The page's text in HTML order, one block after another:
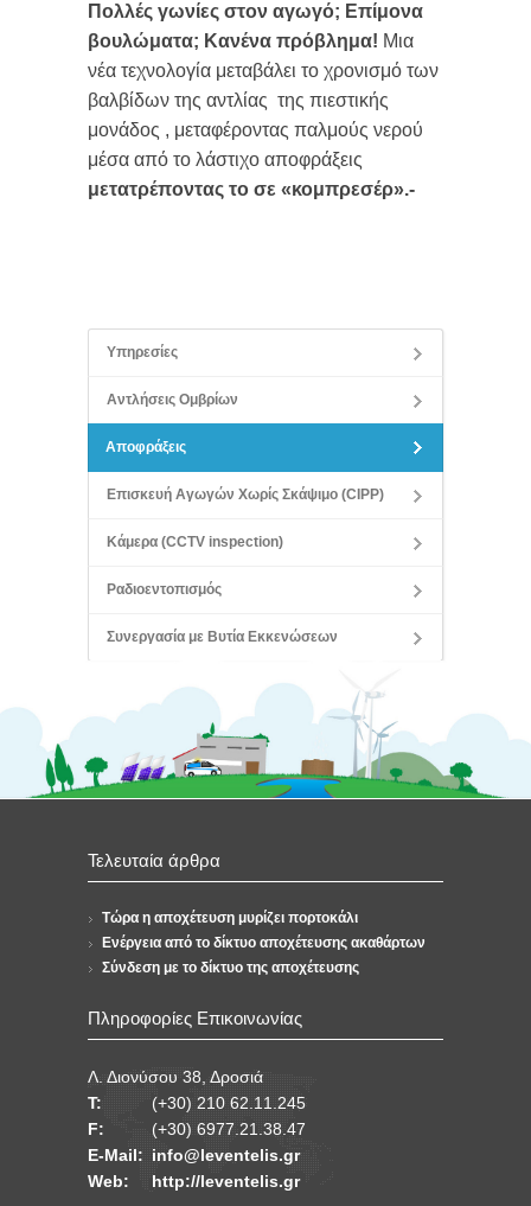
Πολλές γωνίες στον αγωγό; Επίμονα
βουλώματα; Κανένα πρόβλημα! Μια
νέα τεχνολογία μεταβάλει το χρονισμό των
βαλβίδων της αντλίας της πιεστικής
μονάδος , μεταφέροντας παλμούς νερού
μέσα από το λάστιχο αποφράξεις
μετατρέποντας το σε «κομπρεσέρ».-
Υπηρεσίες
Αντλήσεις Ομβρίων
Αποφράξεις
Επισκευή Αγωγών Χωρίς Σκάψιμο (CIPP)
Κάμερα (CCTV inspection)
Ραδιοεντοπισμός
Συνεργασία με Βυτία Εκκενώσεων
Τελευταία άρθρα
Τώρα η αποχέτευση μυρίζει πορτοκάλι
Ενέργεια από το δίκτυο αποχέτευσης ακαθάρτων
Σύνδεση με το δίκτυο της αποχέτευσης
Πληροφορίες Επικοινωνίας
Λ. Διονύσου 38, Δροσιά
Τ:
(+30) 210 62.11.245
F:
(+30) 6977.21.38.47
E-Mail: info@leventelis.gr
Web:
http://leventelis.gr